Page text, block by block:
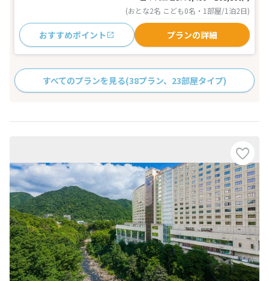
(おとな2名 こども0名・1部屋/1泊2日)
おすすめポイント プランの詳細
すべてのプランを見る(38プラン、23部屋タイプ)